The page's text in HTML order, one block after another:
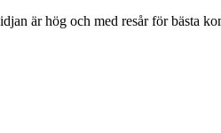
är hög och med resår för bästa